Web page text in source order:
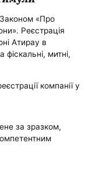
«Про
Реєстрація
Атирау в
фіскальні, митні,
компанії у
за зразком,